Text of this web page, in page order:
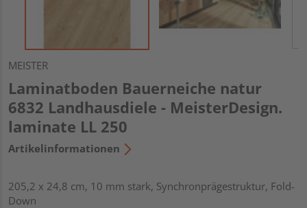
MEISTER
Laminatboden Bauerneiche natur
6832 Landhausdiele - MeisterDesign.
laminate LL 250
Artikelinformationen
205,2 x 24,8 cm, 10 mm stark, Synchronprägestruktur, Fold-
Down